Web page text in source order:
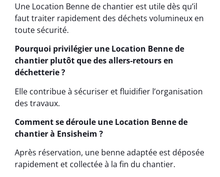
Une Location Benne de chantier est utile dès qu’il
faut traiter rapidement des déchets volumineux en
toute sécurité.
Pourquoi privilégier une Location Benne de
chantier plutôt que des allers-retours en
déchetterie ?
Elle contribue à sécuriser et fluidifier l’organisation
des travaux.
Comment se déroule une Location Benne de
chantier à Ensisheim ?
Après réservation, une benne adaptée est déposée
rapidement et collectée à la fin du chantier.